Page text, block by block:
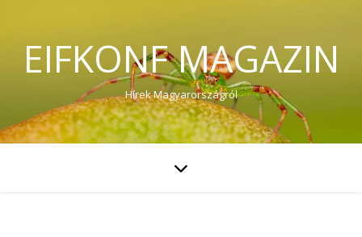
EIFKONF MAGAZIN
Hírek Magyarországról